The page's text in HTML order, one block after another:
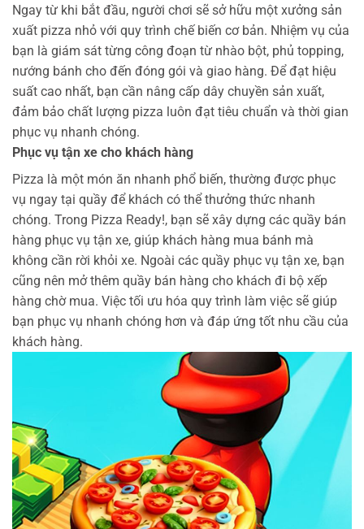
Ngay từ khi bắt đầu, người chơi sẽ sở hữu một xưởng sản
xuất pizza nhỏ với quy trình chế biến cơ bản. Nhiệm vụ của
bạn là giám sát từng công đoạn từ nhào bột, phủ topping,
nướng bánh cho đến đóng gói và giao hàng. Để đạt hiệu
suất cao nhất, bạn cần nâng cấp dây chuyền sản xuất,
đảm bảo chất lượng pizza luôn đạt tiêu chuẩn và thời gian
phục vụ nhanh chóng.
Phục vụ tận xe cho khách hàng
Pizza là một món ăn nhanh phổ biến, thường được phục
vụ ngay tại quầy để khách có thể thưởng thức nhanh
chóng. Trong Pizza Ready!, bạn sẽ xây dựng các quầy bán
hàng phục vụ tận xe, giúp khách hàng mua bánh mà
không cần rời khỏi xe. Ngoài các quầy phục vụ tận xe, bạn
cũng nên mở thêm quầy bán hàng cho khách đi bộ xếp
hàng chờ mua. Việc tối ưu hóa quy trình làm việc sẽ giúp
bạn phục vụ nhanh chóng hơn và đáp ứng tốt nhu cầu của
khách hàng.